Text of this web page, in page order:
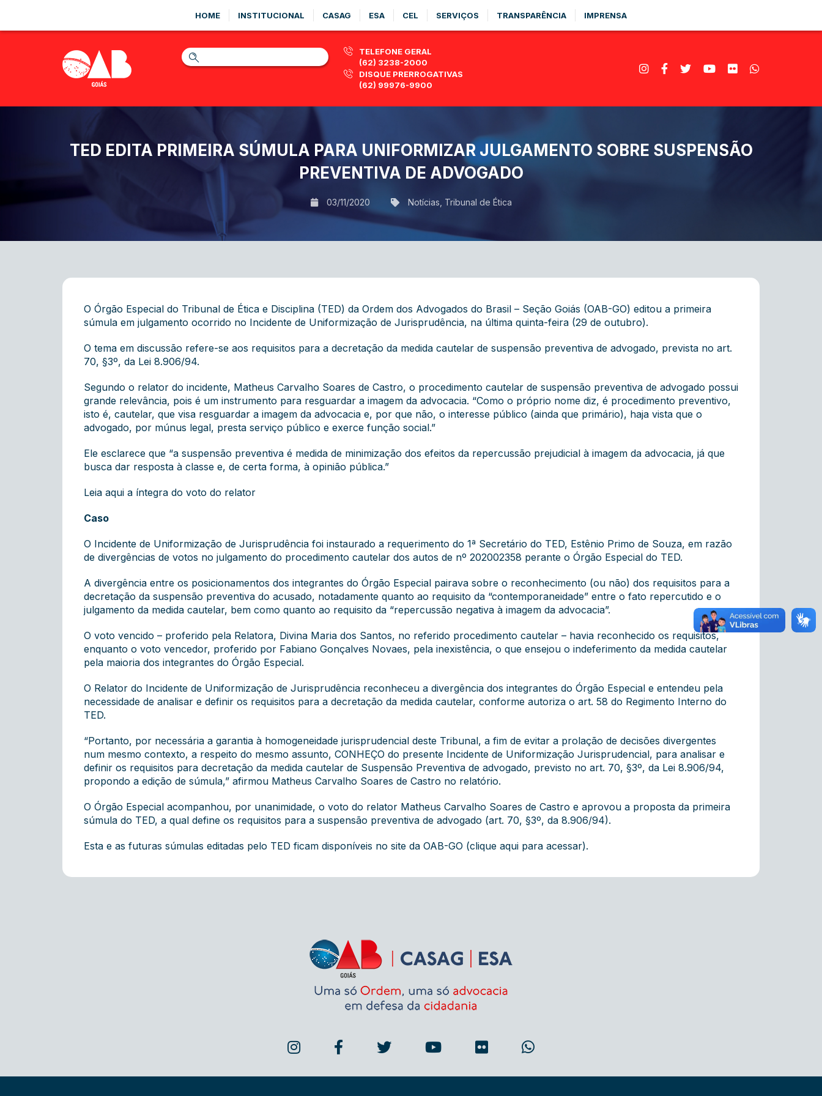
HOME INSTITUCIONAL CASAG ESA CEL SERVIÇOS TRANSPARÊNCIA IMPRENSA
TELEFONE GERAL
(62) 3238-2000
DISQUE PRERROGATIVAS
(62) 99976-9900
TED EDITA PRIMEIRA SÚMULA PARA UNIFORMIZAR JULGAMENTO SOBRE SUSPENSÃO
PREVENTIVA DE ADVOGADO
03/11/2020 Notícias Tribunal de Ética
O Órgão Especial do Tribunal de Ética e Disciplina (TED) da Ordem dos Advogados do Brasil – Seção Goiás (OAB-GO) editou a primeira
súmula em julgamento ocorrido no Incidente de Uniformização de Jurisprudência, na última quinta-feira (29 de outubro).
O tema em discussão refere-se aos requisitos para a decretação da medida cautelar de suspensão preventiva de advogado, prevista no art.
70, §3º, da Lei 8.906/94.
Segundo o relator do incidente, Matheus Carvalho Soares de Castro, o procedimento cautelar de suspensão preventiva de advogado possui
grande relevância, pois é um instrumento para resguardar a imagem da advocacia. “Como o próprio nome diz, é procedimento preventivo,
isto é, cautelar, que visa resguardar a imagem da advocacia e, por que não, o interesse público (ainda que primário), haja vista que o
advogado, por múnus legal, presta serviço público e exerce função social.”
Ele esclarece que “a suspensão preventiva é medida de minimização dos efeitos da repercussão prejudicial à imagem da advocacia, já que
busca dar resposta à classe e, de certa forma, à opinião pública.”
Leia aqui a íntegra do voto do relator
Caso
O Incidente de Uniformização de Jurisprudência foi instaurado a requerimento do 1ª Secretário do TED, Estênio Primo de Souza, em razão
de divergências de votos no julgamento do procedimento cautelar dos autos de nº 202002358 perante o Órgão Especial do TED.
A divergência entre os posicionamentos dos integrantes do Órgão Especial pairava sobre o reconhecimento (ou não) dos requisitos para a
decretação da suspensão preventiva do acusado, notadamente quanto ao requisito da “contemporaneidade” entre o fato repercutido e o
julgamento da medida cautelar, bem como quanto ao requisito da “repercussão negativa à imagem da advocacia”.
O voto vencido – proferido pela Relatora, Divina Maria dos Santos, no referido procedimento cautelar – havia reconhecido os requisitos,
enquanto o voto vencedor, proferido por Fabiano Gonçalves Novaes, pela inexistência, o que ensejou o indeferimento da medida cautelar
pela maioria dos integrantes do Órgão Especial.
O Relator do Incidente de Uniformização de Jurisprudência reconheceu a divergência dos integrantes do Órgão Especial e entendeu pela
necessidade de analisar e definir os requisitos para a decretação da medida cautelar, conforme autoriza o art. 58 do Regimento Interno do
TED.
“Portanto, por necessária a garantia à homogeneidade jurisprudencial deste Tribunal, a fim de evitar a prolação de decisões divergentes
num mesmo contexto, a respeito do mesmo assunto, CONHEÇO do presente Incidente de Uniformização Jurisprudencial, para analisar e
definir os requisitos para decretação da medida cautelar de Suspensão Preventiva de advogado, previsto no art. 70, §3º, da Lei 8.906/94,
propondo a edição de súmula,” afirmou Matheus Carvalho Soares de Castro no relatório.
O Órgão Especial acompanhou, por unanimidade, o voto do relator Matheus Carvalho Soares de Castro e aprovou a proposta da primeira
súmula do TED, a qual define os requisitos para a suspensão preventiva de advogado (art. 70, §3º, da 8.906/94).
Esta e as futuras súmulas editadas pelo TED ficam disponíveis no site da OAB-GO (clique aqui para acessar).